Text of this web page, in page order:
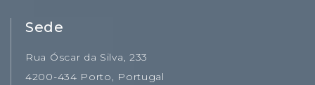
Sede
Rua Óscar da Silva, 233
4200-434 Porto, Portugal